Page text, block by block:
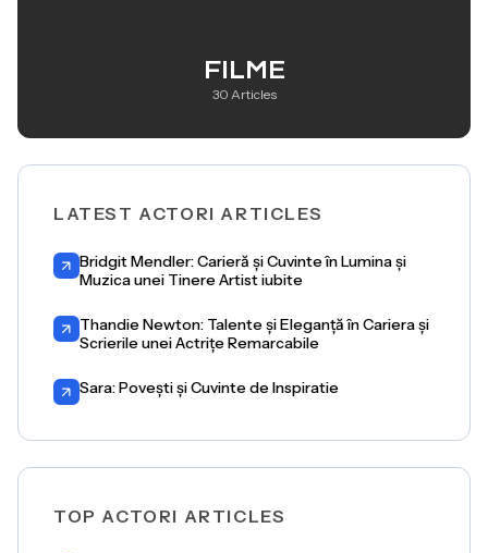
FILME
30 Articles
LATEST ACTORI ARTICLES
Bridgit Mendler: Carieră și Cuvinte în Lumina și
Muzica unei Tinere Artist iubite
Thandie Newton: Talente și Eleganță în Cariera și
Scrierile unei Actrițe Remarcabile
Sara: Povești și Cuvinte de Inspiratie
TOP ACTORI ARTICLES